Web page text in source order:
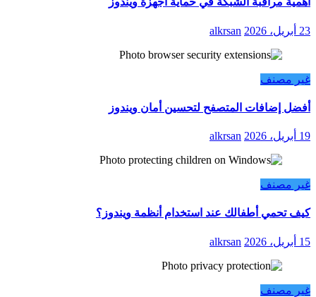
23 أبريل، 2026 alkrsan
غير مصنف
أفضل إضافات المتصفح لتحسين أمان ويندوز
19 أبريل، 2026 alkrsan
غير مصنف
كيف تحمي أطفالك عند استخدام أنظمة ويندوز؟
15 أبريل، 2026 alkrsan
غير مصنف